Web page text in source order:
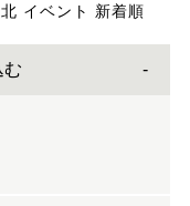
イベント 新着順
む